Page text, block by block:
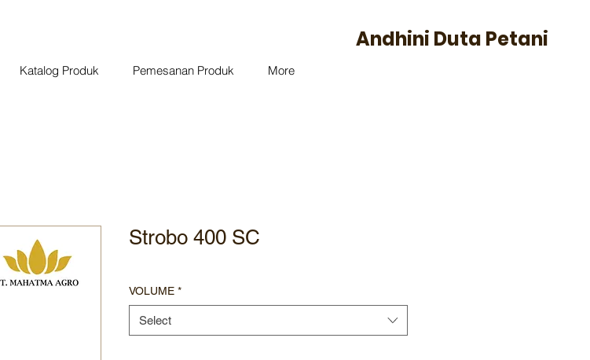
Katalog Produk Pemesanan Produk More
Andhini Duta Petani
Strobo 400 SC
VOLUME *
Select